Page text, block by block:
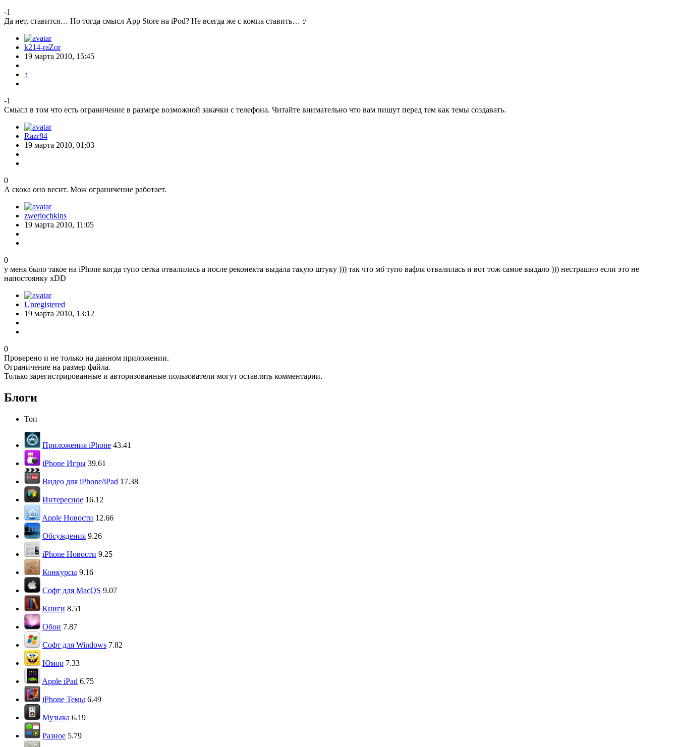
-1
Да нет, ставится… Но тогда смысл App Store на iPod? Не всегда же с компа ставить… :/
k214-raZor
19 марта 2010, 15:45
↑
-1
Смысл в том что есть ограничение в размере возможной закачки с телефона. Читайте внимательно что вам пишут перед тем как темы создавать.
Razr84
19 марта 2010, 01:03
0
А скока оно весит. Мож ограничение работает.
zweriochkins
19 марта 2010, 11:05
0
у меня было такое на iPhone когда тупо сетка отвалилась а после реконекта выдала такую штуку ))) так что мб тупо вафля отвалилась и вот тож самое выдало ))) нестрашно если это не
напостоянку xDD
Unregistered
19 марта 2010, 13:12
0
Проверено и не только на данном приложении.
Ограничение на размер файла.
Только зарегистрированные и авторизованные пользователи могут оставлять комментарии.
Блоги
Топ
Приложения iPhone 43.41
iPhone Игры 39.61
Видео для iPhone/iPad 17.38
Интересное 16.12
Apple Новости 12.66
Обсуждения 9.26
iPhone Новости 9.25
Конкурсы 9.16
Софт для MacOS 9.07
Книги 8.51
Обои 7.87
Софт для Windows 7.82
Юмор 7.33
Apple iPad 6.75
iPhone Темы 6.49
Музыка 6.19
Разное 5.79